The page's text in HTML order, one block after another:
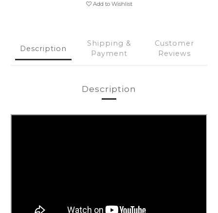
Add to Wishlist
Description
Shipping &
Payment
Customer
Reviews
Description